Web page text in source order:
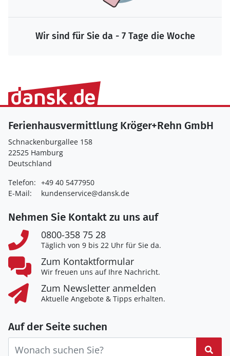
Wir sind für Sie da - 7 Tage die Woche
Ferienhausvermittlung Kröger+Rehn GmbH
Schnackenburgallee 158
22525 Hamburg
Deutschland
Telefon: +49 40 5477950
E-Mail:
kundenservice@dansk.de
Nehmen Sie Kontakt zu uns auf
0800-358 75 28
Täglich von 9 bis 22 Uhr für Sie da.
Zum Kontaktformular
Wir freuen uns auf Ihre Nachricht.
Zum Newsletter anmelden
Aktuelle Angebote & Tipps erhalten.
Auf der Seite suchen